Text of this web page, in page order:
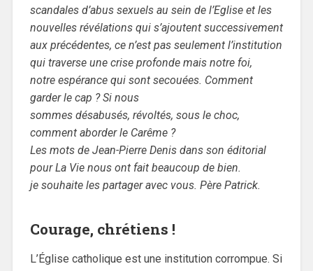
scandales d’abus sexuels au sein de l’Eglise et les
nouvelles révélations qui s’ajoutent successivement
aux précédentes, ce n’est pas seulement l’institution
qui traverse une crise profonde mais notre foi,
notre espérance qui sont secouées. Comment
garder le cap ? Si nous
sommes désabusés, révoltés, sous le choc,
comment aborder le Carême ?
Les mots de Jean-Pierre Denis dans son éditorial
pour La Vie nous ont fait beaucoup de bien.
je souhaite les partager avec vous. Père Patrick.
Courage, chrétiens !
L’Église catholique est une institution corrompue. Si